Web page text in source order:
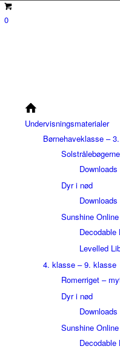
0
Undervisningsmaterialer
Børnehaveklasse –
Solstrålebøgerne
Downloads
Dyr i nød
Downloads
Sunshine Online
Decodable
Levelled
4. klasse – 9. klasse
Romerriget –
Dyr i nød
Downloads
Sunshine Online
Decodable